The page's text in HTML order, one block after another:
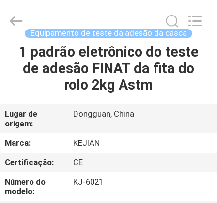
CASA
PRODUTOS
SOBRE
NÓS
EXCURSÃO
DA
FÁBRICA
INSTRUMENT
CO.,LTD.
Reserved.
Equipamento de teste da adesão da casca
1 padrão eletrônico do teste
de adesão FINAT da fita do
rolo 2kg Astm
Lugar de
origem:
Dongguan, China
Marca:
KEJIAN
Certificação:
CE
Número do
modelo:
KJ-6021